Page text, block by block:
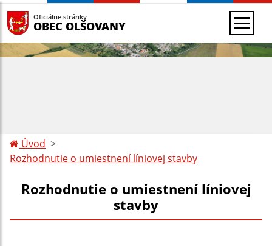
Oficiálne stránky
OBEC OLŠOVANY
Úvod
Rozhodnutie o umiestnení líniovej stavby
Rozhodnutie o umiestnení líniovej
stavby